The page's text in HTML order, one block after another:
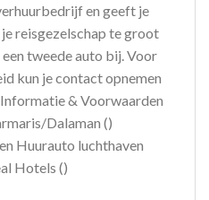
en geeft je
reisgezelschap te groot
tweede auto bij. Voor
kun je contact opnemen
& Voorwaarden
Dalaman ()
Huurauto luchthaven
Hotels ()